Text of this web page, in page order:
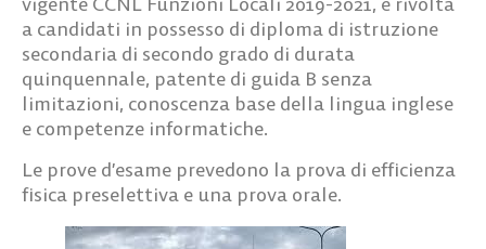
a candidati in possesso di diploma di istruzione
secondaria di secondo grado di durata
quinquennale, patente di guida B senza
limitazioni, conoscenza base della lingua inglese
e competenze informatiche.
Le prove d’esame prevedono la prova di efficienza
fisica preselettiva e una prova orale.